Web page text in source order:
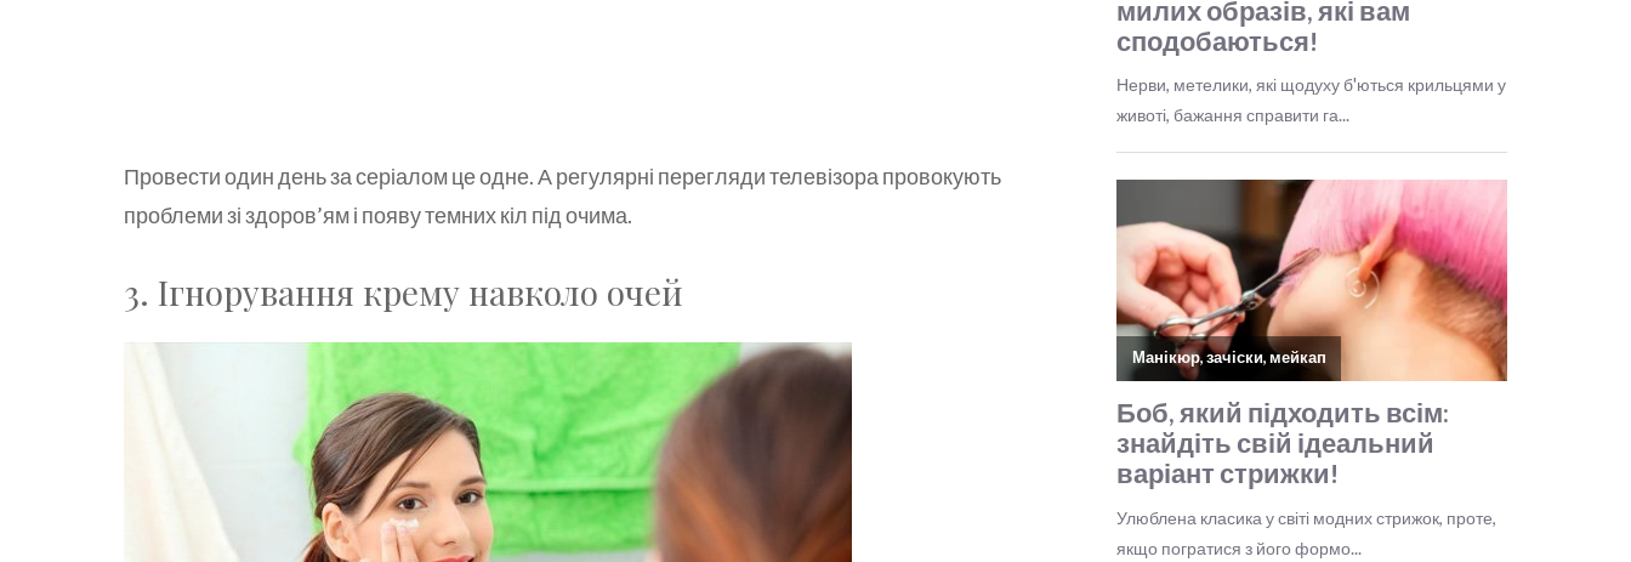
Провести один день за серіалом це одне. А регулярні перегляди телевізора провокують
проблеми зі здоров’ям і появу темних кіл під очима.
3. Ігнорування крему навколо очей